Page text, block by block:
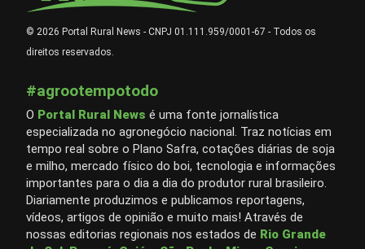
© 2026 Portal Rural News - CNPJ 01.111.959/0001-67 - Todos os
direitos reservados.
#agrootempotodo
O Portal Rural News é uma fonte jornalística
especializada no agronegócio nacional. Traz notícias em
tempo real sobre o Plano Safra, cotações diárias de soja
e milho, mercado físico do boi, tecnologia e informações
importantes para o dia a dia do produtor rural brasileiro.
Diariamente produzimos e publicamos reportagens,
vídeos, artigos de opinião e muito mais! Através de
nossas editorias regionais nos estados de Rio Grande